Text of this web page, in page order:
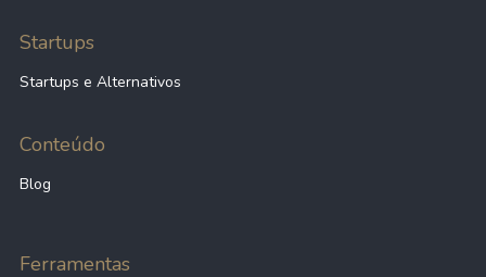
Startups
Startups e Alternativos
Conteúdo
Blog
Ferramentas